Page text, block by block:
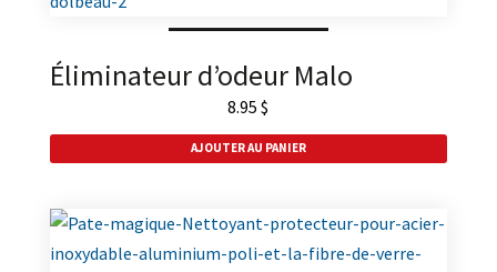
Éliminateur d’odeur Malo
8.95$
AJOUTER AU PANIER